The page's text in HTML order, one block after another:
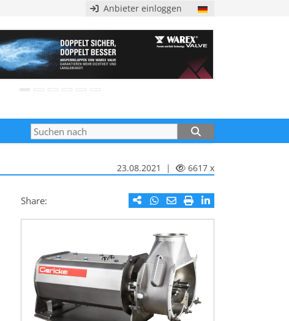
Anbieter einloggen
23.08.2021 | 6617 x
Share: